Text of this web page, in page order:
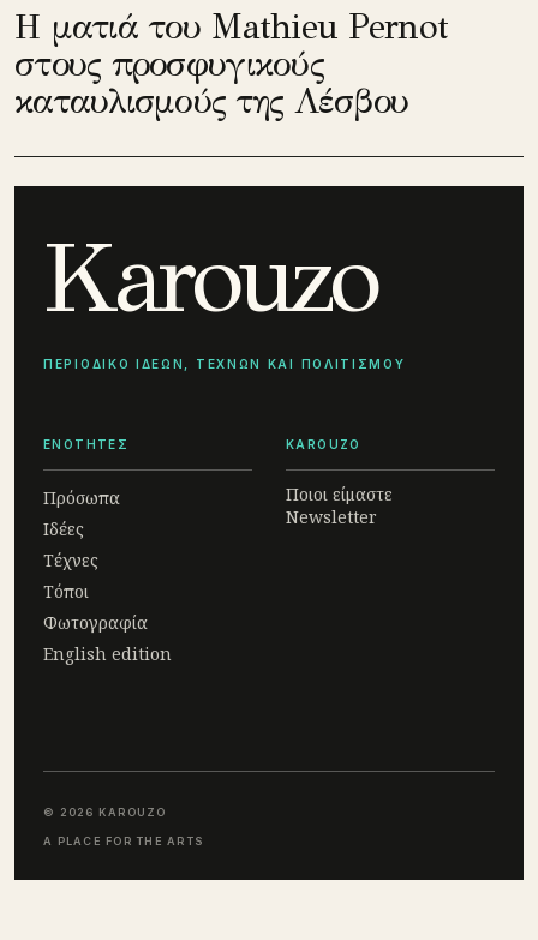
Η ματιά του Mathieu Pernot
στους προσφυγικούς
καταυλισμούς της Λέσβου
Karouzo
ΠΕΡΙΟΔΙΚΟ ΙΔΕΩΝ, ΤΕΧΝΩΝ ΚΑΙ ΠΟΛΙΤΙΣΜΟΥ
ΕΝΟΤΗΤΕΣ
Πρόσωπα
Ιδέες
Τέχνες
Τόποι
Φωτογραφία
English edition
KAROUZO
Ποιοι είμαστε
Newsletter
© 2026 KAROUZO
A PLACE FOR THE ARTS